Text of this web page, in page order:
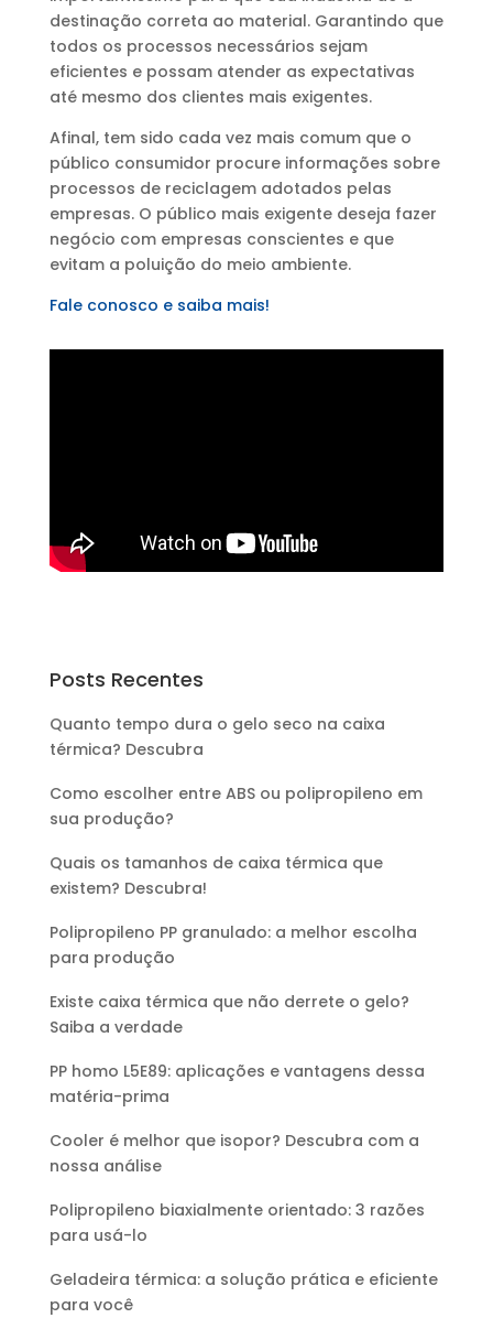
destinação correta ao material. Garantindo que
todos os processos necessários sejam
eficientes e possam atender as expectativas
até mesmo dos clientes mais exigentes.
Afinal, tem sido cada vez mais comum que o
público consumidor procure informações sobre
processos de reciclagem adotados pelas
empresas. O público mais exigente deseja fazer
negócio com empresas conscientes e que
evitam a poluição do meio ambiente.
Fale conosco e saiba mais!
Posts Recentes
Quanto tempo dura o gelo seco na caixa
térmica? Descubra
Como escolher entre ABS ou polipropileno em
sua produção?
Quais os tamanhos de caixa térmica que
existem? Descubra!
Polipropileno PP granulado: a melhor escolha
para produção
Existe caixa térmica que não derrete o gelo?
Saiba a verdade
PP homo L5E89: aplicações e vantagens dessa
matéria-prima
Cooler é melhor que isopor? Descubra com a
nossa análise
Polipropileno biaxialmente orientado: 3 razões
para usá-lo
Geladeira térmica: a solução prática e eficiente
para você